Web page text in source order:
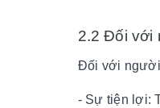
2.2 Đối với
Đối với người
- Sự tiện lợi: